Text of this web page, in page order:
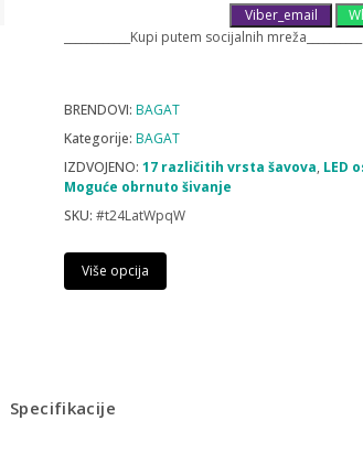
Viber_email
____________Kupi putem socijalnih mreža__________
BRENDOVI: BAGAT
Kategorije: BAGAT
IZDVOJENO: 17 različitih vrsta šavova, LED
Moguće obrnuto šivanje
SKU: #t24LatWpqW
Više opcija
Specifikacije